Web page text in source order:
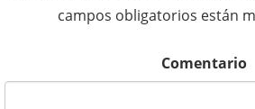
campos obligatorios están
Comentario